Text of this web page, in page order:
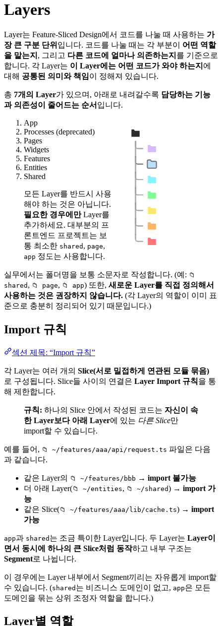
Layers
Layer는 Feature-Sliced Design에서 코드를 나눌 때 사용하는 가
장 큰 구분 단위 입니다. 코드를 나눌 때는 각 부분이 어떤 역할
을 맡는지 , 그리고 다른 코드에 얼마나 의존하는지 를 기준으로
합니다. 각 Layer는 이 Layer에는 어떤 코드가 와야 하는지 에
대해 공통된 의미와 책임이 정해져 있습니다.
총 7개의 Layer가 있으며, 아래로 내려갈수록 담당하는 기능
과 의존성이 줄어드는 순서 입니다.
App
Processes (deprecated)
Pages
Widgets
Features
Entities
Shared
모든 Layer를 반드시 사용
해야 하는 것은 아닙니다.
필요한 경우에만Layer를
추가하세요. 대부분의 프
론트엔드 프로젝트는 보
통 최소한 shared , page,
app 정도는 사용합니다.
실무에서는 폴더명을 보통 소문자로 작성합니다. (예: 📁
shared , 📁 page, 📁 app) 또한, 새로운 Layer를 직접 정의해서
사용하는 것은 권장하지 않습니다. (각 Layer의 역할이 이미 표
준으로 충분히 정리되어 있기 때문입니다.)
Import 규칙
섹션 제목: “Import 규칙”
각 Layer는 여러 개의 Slice(서로 밀접하게 연관된 모듈 묶음)
로 구성됩니다. Slice들 사이의 연결은 Layer Import 규칙을 통
해 제한합니다.
규칙: 하나의 Slice 안에서 작성된 코드는 자신이 속
한 Layer보다 아래 Layer에 있는 다른 Slice만
import할 수 있습니다.
예를 들어, 📁 ~/features/aaa/api/request.ts 파일은 다음
과 같습니다.
같은 Layer의 📁 ~/features/bbb → import 불가능
더 아래 Layer(📁 ~/entities, 📁 ~/shared) → import 가
능
같은 Slice(📁 ~/features/aaa/lib/cache.ts) → import
가능
app과 shared 는 조금 특이한 Layer입니다. 두 Layer는 Layer이
면서 동시에 하나의 큰 Slice처럼 동작하고 내부 구조는
Segment로 나뉩니다.
이 경우에는 Layer 내부에서 Segment끼리는 자유롭게 import할
수 있습니다. (shared 는 비즈니스 도메인이 없고, app은 모든
도메인을 묶는 상위 조정자 역할을 합니다.)
Layer별 역할